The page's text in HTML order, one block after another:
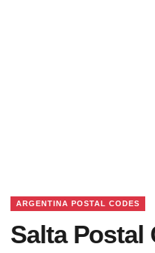
ARGENTINA POSTAL CODES
Salta Postal